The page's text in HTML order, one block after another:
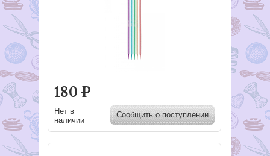
180 Р
Нет в
наличии
Сообщить о поступлении